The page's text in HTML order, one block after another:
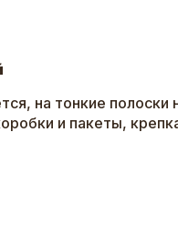
на тонкие полоски
и пакеты,